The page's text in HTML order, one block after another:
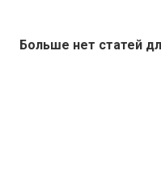
Больше нет статей